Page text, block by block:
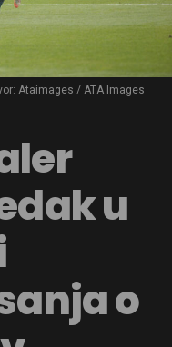
Ataimages / ATA Images
u
o